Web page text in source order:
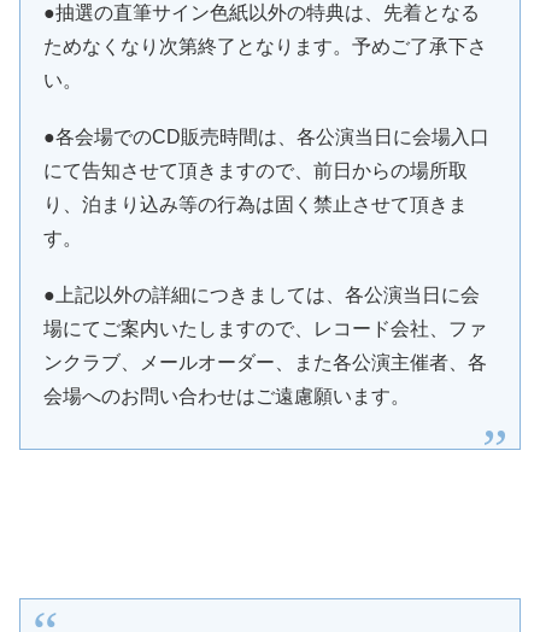
●抽選の直筆サイン色紙以外の特典は、先着となる
ためなくなり次第終了となります。予めご了承下さ
い。
●各会場でのCD販売時間は、各公演当日に会場入口
にて告知させて頂きますので、前日からの場所取
り、泊まり込み等の行為は固く禁止させて頂きま
す。
●上記以外の詳細につきましては、各公演当日に会
場にてご案内いたしますので、レコード会社、ファ
ンクラブ、メールオーダー、また各公演主催者、各
会場へのお問い合わせはご遠慮願います。